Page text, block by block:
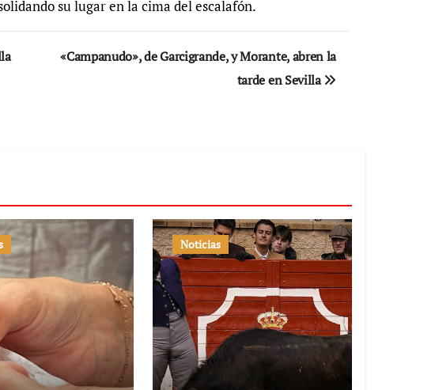
su lugar en la cima del escalafón.
«Campanudo», de Garcigrande, y Morante, abren la
tarde en Sevilla
Noticias